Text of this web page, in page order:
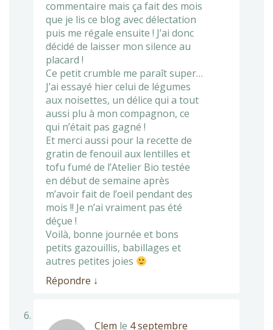
commentaire mais ça fait des mois
que je lis ce blog avec délectation
puis me régale ensuite ! J’ai donc
décidé de laisser mon silence au
placard !
Ce petit crumble me paraît super…
J’ai essayé hier celui de légumes
aux noisettes, un délice qui a tout
aussi plu à mon compagnon, ce
qui n’était pas gagné !
Et merci aussi pour la recette de
gratin de fenouil aux lentilles et
tofu fumé de l’Atelier Bio testée
en début de semaine après
m’avoir fait de l’oeil pendant des
mois !! Je n’ai vraiment pas été
déçue !
Voilà, bonne journée et bons
petits gazouillis, babillages et
autres petites joies
Répondre ↓
Clem le 4 septembre